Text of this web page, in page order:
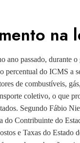
na
ano passado, durante
percentual do ICMS a
de combustíveis,
coletivo, o que
Segundo Fábio
do Contribuinte do
e Taxas do Estado